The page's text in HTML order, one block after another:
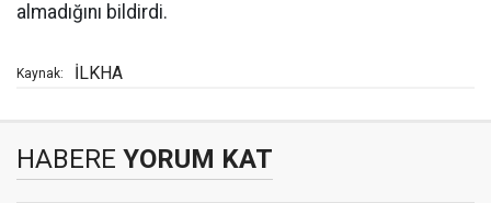
almadığını bildirdi.
Kaynak: İLKHA
HABERE YORUM KAT